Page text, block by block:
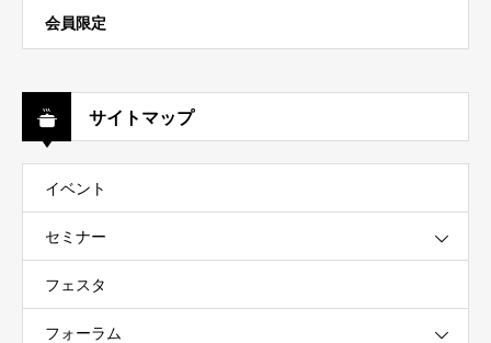
会員限定
サイトマップ
イベント
セミナー
フェスタ
フォーラム